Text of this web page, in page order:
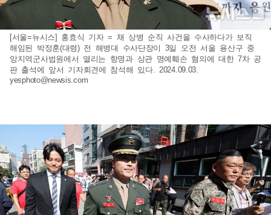
[서울=뉴시스] 홍효식 기자 = 채 상병 순직 사건을 수사하다가 보직
해임된 박정훈(대령) 전 해병대 수사단장이 3일 오전 서울 용산구 중
앙지역군사법원에서 열리는 항명과 상관 명예훼손 혐의에 대한 7차 공
판 출석에 앞서 기자회견에 참석해 있다. 2024.09.03.
yesphoto@newsis.com